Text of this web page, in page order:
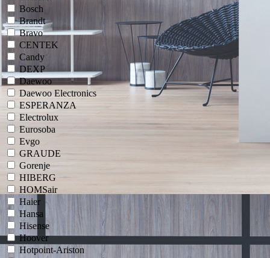
Bosch
Brandt
Bravo
CENTEK
Candy
DEXP
Daewoo
Daewoo Electronics
ESPERANZA
Electrolux
Eurosoba
Evgo
GRAUDE
Gorenje
HIBERG
HOMSair
Haier
Hansa
Hisense
Hoover
Hotpoint-Ariston